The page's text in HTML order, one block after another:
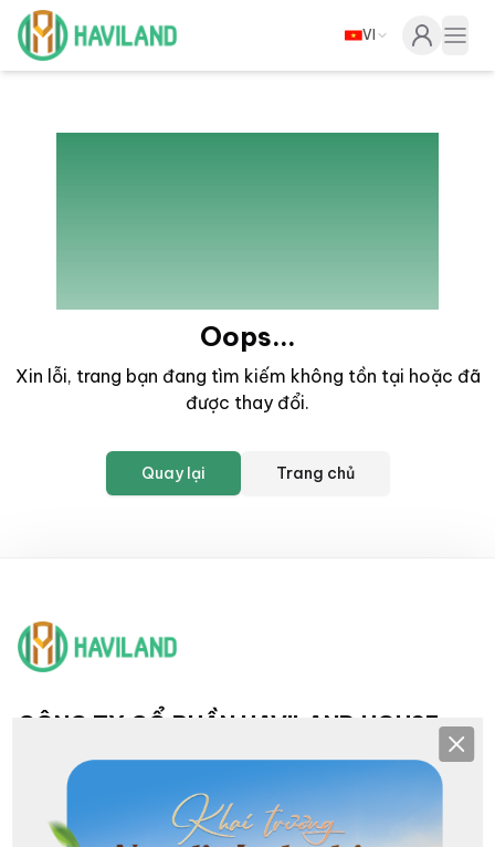
Haviland
VI
404
Oops...
Xin lỗi, trang bạn đang tìm kiếm không tồn tại hoặc đã
được thay đổi.
Quay lại Trang chủ
CÔNG TY CỔ PHẦN HAVILAND HOUSE
TRỤ SỞ & CHI NHÁNH
Hội sở: 193 Nguyễn Văn Linh, Hải Châu, Đà Nẵng
CN NHS: 36 - 38 Khuê Mỹ Đông 3, Ngũ Hành Sơn, Đà Nẵng
CN Sơn Trà: Lô G1 Phạm Văn Đồng, Sơn Trà, Đà Nẵng